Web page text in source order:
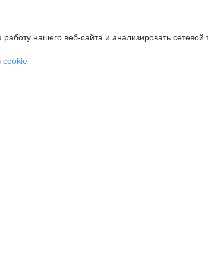
нашего веб-сайта и анализировать сетевой
cookie